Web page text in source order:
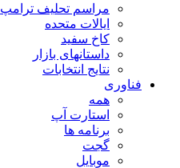
مراسم تحلیف ترامپ
ایالات متحده
کاخ سفید
داستانهای بازار
نتایج انتخابات
فناوری
همه
استارت آپ
برنامه ها
گجت
موبایل